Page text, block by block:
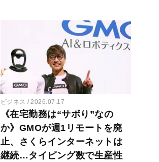
ビジネス 2026.07.17
《在宅勤務は“サボり”なの
か》GMOが週1リモートを廃
止、さくらインターネットは
継続…タイピング数で生産性